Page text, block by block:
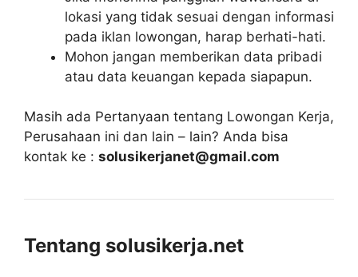
lokasi yang tidak sesuai dengan informasi
pada iklan lowongan, harap berhati-hati.
Mohon jangan memberikan data pribadi
atau data keuangan kepada siapapun.
Masih ada Pertanyaan tentang Lowongan Kerja,
Perusahaan ini dan lain – lain? Anda bisa
kontak ke : solusikerjanet@gmail.com
Tentang solusikerja.net